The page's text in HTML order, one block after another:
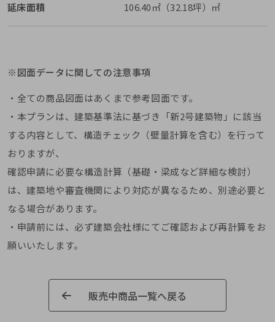
延床面積 106.40㎡（32.18坪）㎡
※図面データに関しての注意事項
・全ての商品図面はあくまで参考図面です。
・本プランは、建築基準法に基づき「新2号建築物」に該当
する内容として、構造チェック（壁量計算を含む）を行って
おりますが、
確認申請に必要な構造計算（基礎・梁成など詳細な検討）
は、建築地や審査機関により対応が異なるため、別途必要と
なる場合があります。
・申請前には、必ず建築会社様にてご確認および再計算をお
願いいたします。
販売中商品一覧へ戻る